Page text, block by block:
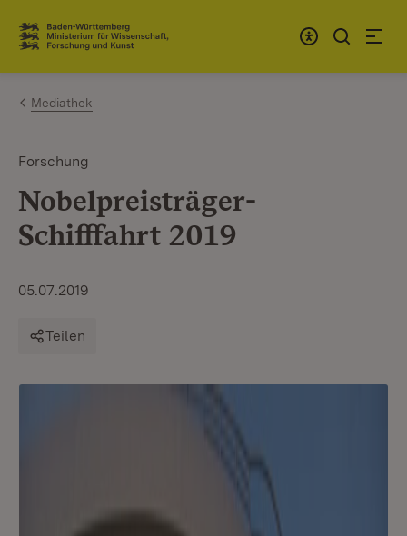
Zum Inhalt springen
Link zur Startseite
Mediathek
Forschung
Nobelpreisträger-
Schifffahrt 2019
05.07.2019
Teilen